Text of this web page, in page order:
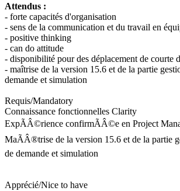
Attendus :
- forte capacités d'organisation
- sens de la communication et du travail en
- positive thinking
- can do attitude
- disponibilité pour des déplacement de courte
- maîtrise de la version 15.6 et de la partie
demande et simulation
Requis/Mandatory
Connaissance fonctionnelles Clarity
ExpÃÂ©rience confirmÃÂ©e en Project
MaÃÂ®trise de la version 15.6 et de la partie
de demande et simulation
Apprécié/Nice to have